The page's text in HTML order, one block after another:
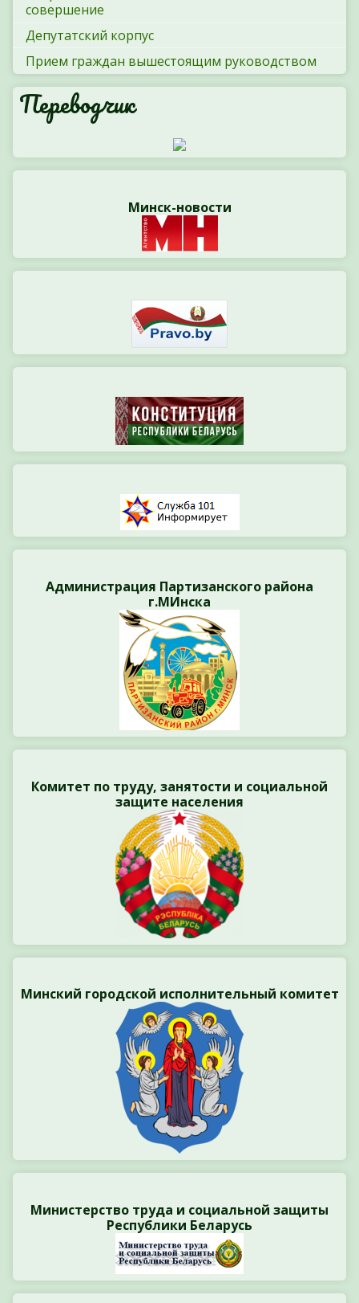
совершение
Депутатский корпус
Прием граждан вышестоящим руководством
Переводчик
Минск-новости
Администрация Партизанского района
г.МИнска
Комитет по труду, занятости и социальной
защите населения
Минский городской исполнительный комитет
Министерство труда и социальной защиты
Республики Беларусь